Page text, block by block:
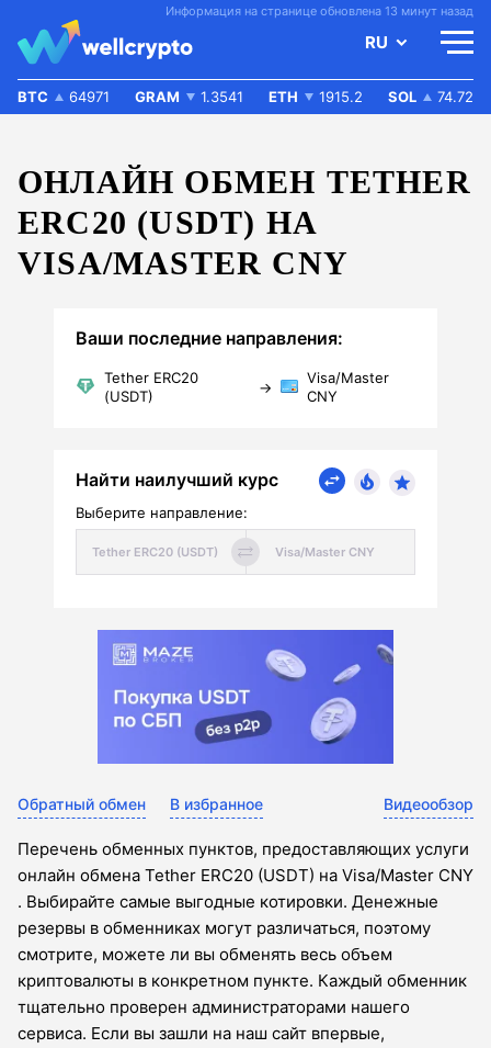
Информация на странице обновлена 13 минут назад
RU
BTC 64971 GRAM 1.3541 ETH 1915.2 SOL 74.72
ОНЛАЙН ОБМЕН TETHER
ERC20 (USDT) НА
VISA/MASTER CNY
Ваши последние направления:
Tether ERC20
(USDT)
→
Visa/Master
CNY
Найти наилучший курс
Выберите направление:
Обратный обмен В избранное Видеообзор
Перечень обменных пунктов, предоставляющих услуги
онлайн обмена Tether ERC20 (USDT) на Visa/Master CNY
. Выбирайте самые выгодные котировки. Денежные
резервы в обменниках могут различаться, поэтому
смотрите, можете ли вы обменять весь объем
криптовалюты в конкретном пункте. Каждый обменник
тщательно проверен администраторами нашего
сервиса. Если вы зашли на наш сайт впервые,